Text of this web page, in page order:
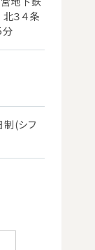
３４条
(シフ